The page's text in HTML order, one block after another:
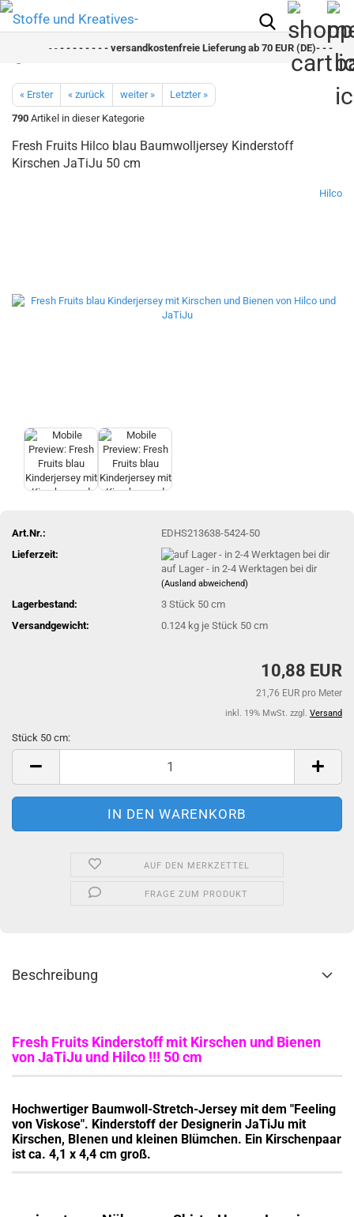
- - - - - - - - versandkostenfreie Lieferung ab 70 EUR (DE)- - - - - -
« Erster « zurück weiter »
Letzter »
790 Artikel in dieser Kategorie
Fresh Fruits Hilco blau Baumwolljersey Kinderstoff
Kirschen JaTiJu 50 cm
Hilco
Art.Nr.:
EDHS213638-5424-50
Lieferzeit:
auf Lager - in 2-4 Werktagen bei dir
(Ausland abweichend)
Lagerbestand: 3Stück 50 cm
Versandgewicht:
0.124 kg je Stück 50 cm
10,88 EUR
21,76 EUR pro Meter
inkl. 19% MwSt. zzgl. Versand
Stück 50 cm:
Stück
cm
AUF DEN MERKZETTEL
FRAGE ZUM PRODUKT
Beschreibung
Fresh Fruits Kinderstoff mit Kirschen und Bienen
von JaTiJu und Hilco !!! 50 cm
Hochwertiger Baumwoll-Stretch-Jersey mit dem "Feeling
von Viskose". Kinderstoff der Designerin JaTiJu mit
Kirschen, BIenen und kleinen Blümchen. Ein Kirschenpaar
ist ca. 4,1 x 4,4 cm groß.